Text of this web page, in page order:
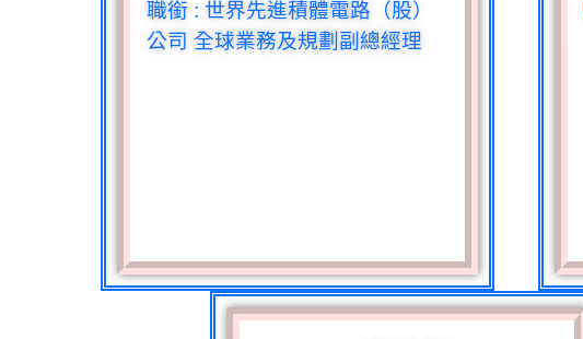
職銜 : 世界先進積體電路（股）
公司 全球業務及規劃副總經理